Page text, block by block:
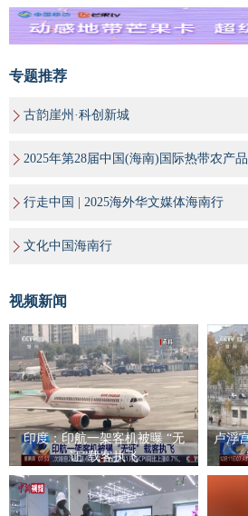
专题推荐
古韵崖州·科创新城
2025年第28届中国(海南)国际热带农产
行走中国 | 2025海外华文媒体海南行
文化中国海南行
视频新闻
印度：印航一架客机被曝 “无
证”载客执飞
卢浮